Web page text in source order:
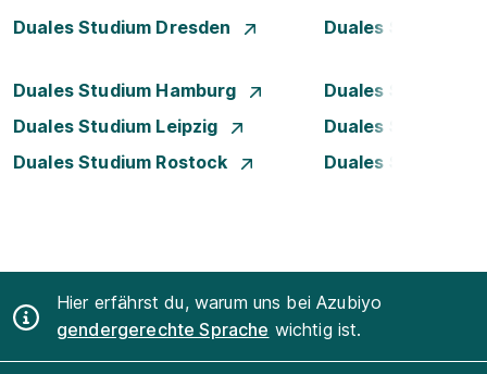
Duales Studium Dresden
Duales Studium
Duales Studium Hamburg
Duales Studium
Duales Studium Leipzig
Duales Studium
Duales Studium Rostock
Duales Studium
Hier erfährst du, warum uns bei Azubiyo
gendergerechte Sprache wichtig ist.